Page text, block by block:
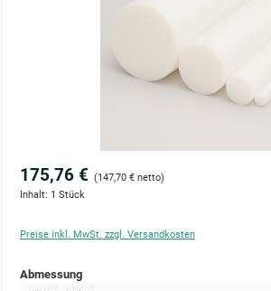
175,76 € (147,70 € netto)
Inhalt: 1 Stück
Preise inkl. MwSt. zzgl. Versandkosten
Abmessungauswählen